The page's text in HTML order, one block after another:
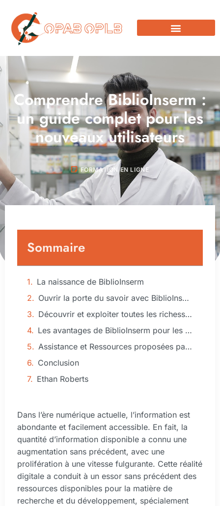
Comprendre BiblioInserm :
un guide complet pour les
nouveaux utilisateurs
FORMATION EN LIGNE
Sommaire
La naissance de BiblioInserm
Ouvrir la porte du savoir avec BiblioInserm : comment créer un compte ?
Découvrir et exploiter toutes les richesses de BiblioInserm
Les avantages de BiblioInserm pour les chercheurs
Assistance et Ressources proposées par BiblioInserm
Conclusion
Ethan Roberts
Dans l’ère numérique actuelle, l’information est
abondante et facilement accessible. En fait, la
quantité d’information disponible a connu une
augmentation sans précédent, avec une
prolifération à une vitesse fulgurante. Cette réalité
digitale a conduit à un essor sans précédent des
ressources disponibles pour la matière de
recherche et du développement, spécialement